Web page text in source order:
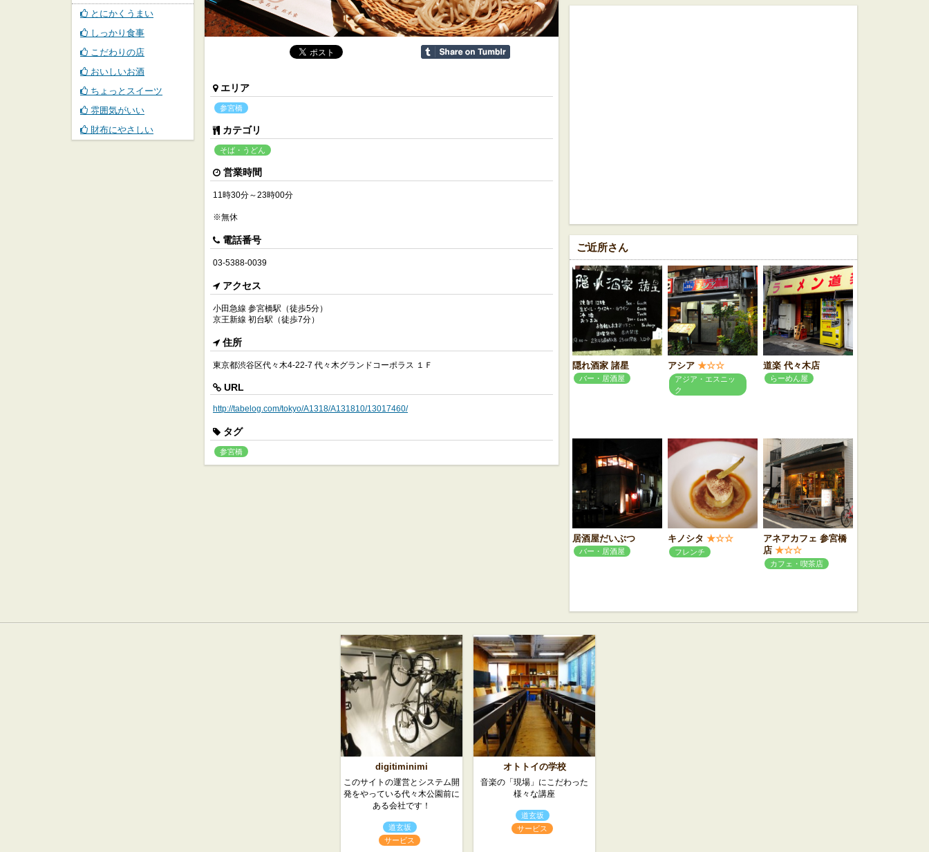
とにかくうまい
しっかり食事
こだわりの店
おいしいお酒
ちょっとスイーツ
雰囲気がいい
財布にやさしい
エリア
参宮橋
カテゴリ
そば・うどん
営業時間
11時30分～23時00分
※無休
電話番号
03-5388-0039
アクセス
小田急線 参宮橋駅（徒歩5分）
京王新線 初台駅（徒歩7分）
住所
東京都渋谷区代々木4-22-7 代々木グランドコーポラス １Ｆ
URL
http://tabelog.com/tokyo/A1318/A131810/13017460/
タグ
参宮橋
ご近所さん
隠れ酒家 諸星
バー・居酒屋
アシア ★☆☆
アジア・エスニッ
ク
道楽 代々木店
らーめん屋
居酒屋だいぶつ
バー・居酒屋
キノシタ ★☆☆
フレンチ
アネアカフェ 参宮橋
店 ★☆☆
カフェ・喫茶店
digitiminimi
このサイトの運営とシステム開
発をやっている代々木公園前に
ある会社です！
道玄坂
サービス
オトトイの学校
音楽の「現場」にこだわった
様々な講座
道玄坂
サービス